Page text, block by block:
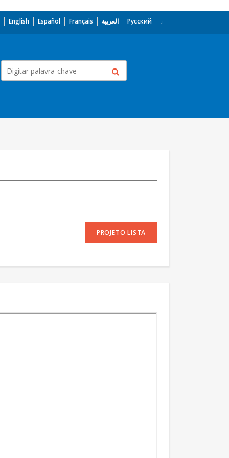
English Español Français العربية Русский
PROJETO LISTA